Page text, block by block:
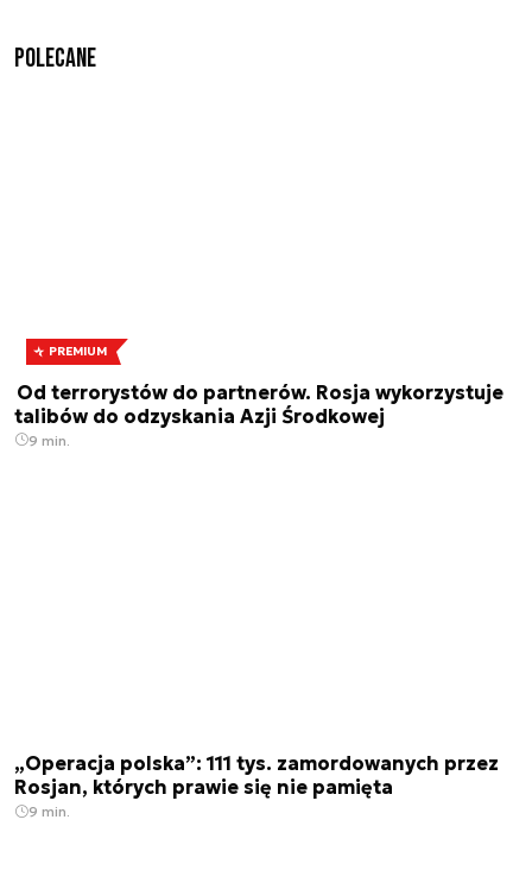
Polecane
PREMIUM
Od terrorystów do partnerów. Rosja wykorzystuje
talibów do odzyskania Azji Środkowej
9 min.
„Operacja polska”: 111 tys. zamordowanych przez
Rosjan, których prawie się nie pamięta
9 min.